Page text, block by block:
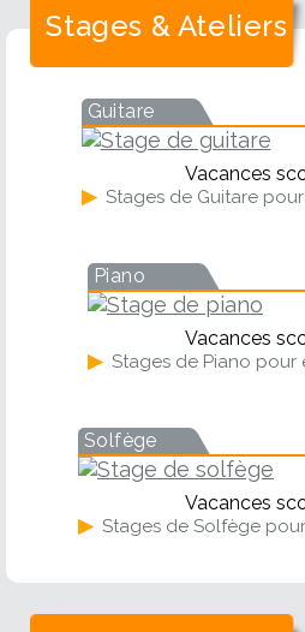
Stages & Ateliers
Guitare
Vacances
▶ Stages de Guitare
Piano
Vacances
▶ Stages de Piano pour
Solfège
Vacances
▶ Stages de Solfège